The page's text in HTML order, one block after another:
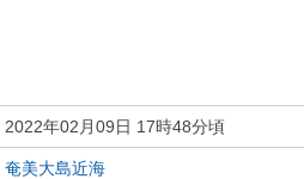
2022年02月09日 17時48分頃
奄美大島近海